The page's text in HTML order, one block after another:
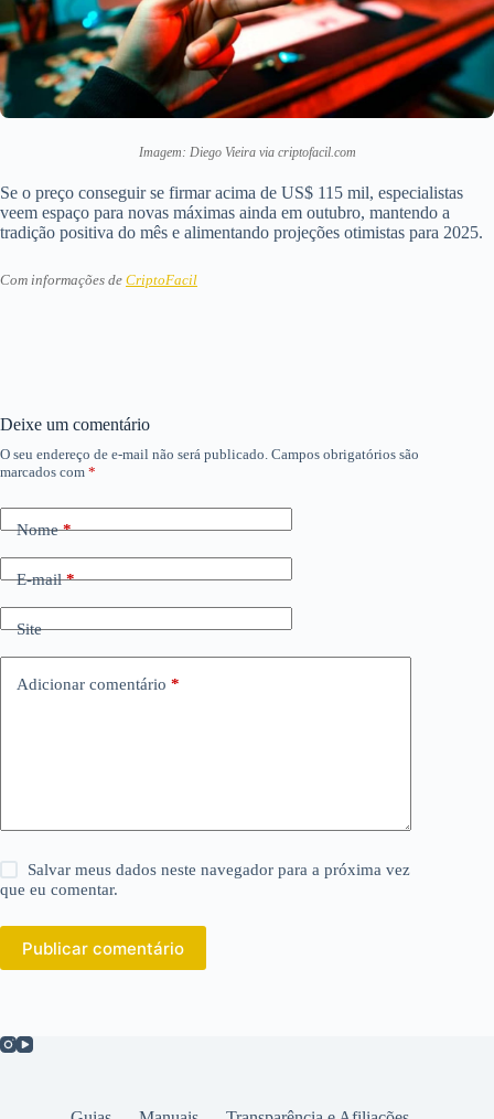
Imagem: Diego Vieira via criptofacil.com
Se o preço conseguir se firmar acima de US$ 115 mil, especialistas
veem espaço para novas máximas ainda em outubro, mantendo a
tradição positiva do mês e alimentando projeções otimistas para 2025.
Com informações de CriptoFacil
Deixe um comentário
O seu endereço de e-mail não será publicado. Campos obrigatórios são
marcados com *
Nome*
E-mail*
Site
Adicionar comentário *
Salvar meus dados neste navegador para a próxima vez
que eu comentar.
Publicar comentário